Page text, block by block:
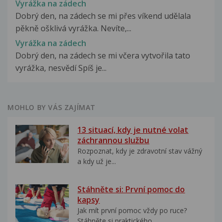
Vyrážka na zádech
Dobrý den, na zádech se mi přes víkend udělala
pěkně ošklivá vyrážka. Nevíte,...
Vyrážka na zádech
Dobrý den, na zádech se mi včera vytvořila tato
vyrážka, nesvědí Spíš je...
MOHLO BY VÁS ZAJÍMAT
13 situací, kdy je nutné volat
záchrannou službu
Rozpoznat, kdy je zdravotní stav vážný
a kdy už je...
Stáhněte si: První pomoc do
kapsy
Jak mít první pomoc vždy po ruce?